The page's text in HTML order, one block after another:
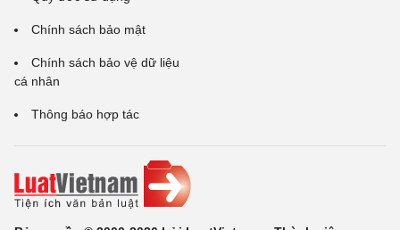
Chính sách bảo mật
Chính sách bảo vệ dữ liệu
cá nhân
Thông báo hợp tác